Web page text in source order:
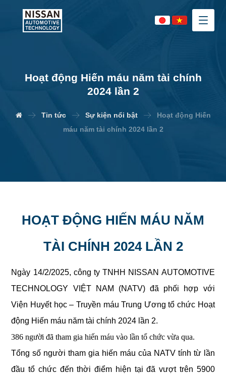
Hoạt động Hiến máu năm tài chính
2024 lần 2
Tin tức Sự kiện nổi bật
Hoạt động Hiến
máu năm tài chính 2024 lần 2
HOẠT ĐỘNG HIẾN MÁU NĂM
TÀI CHÍNH 2024 LẦN 2
Ngày 14/2/2025, công ty TNHH NISSAN AUTOMOTIVE
TECHNOLOGY VIỆT NAM (NATV) đã phối hợp với
Viện Huyết học – Truyền máu Trung Ương tổ chức Hoạt
động Hiến máu năm tài chính 2024 lần 2.
386 người đã tham gia hiến máu vào lần tổ chức vừa qua.
Tổng số người tham gia hiến máu của NATV tính từ lần
đầu tổ chức đến thời điểm hiện tại đã vượt trên 5900